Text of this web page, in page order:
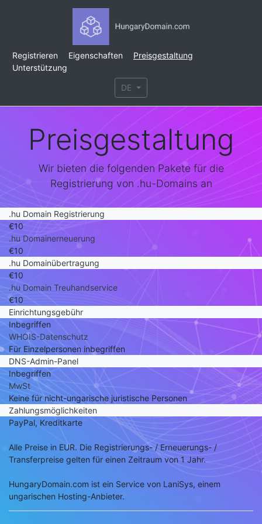
Registrieren Eigenschaften
Preisgestaltung
Unterstützung
DE
Preisgestaltung
Wir bieten die folgenden Pakete für die
Registrierung von .hu-Domains an
.hu Domain Registrierung
€10
.hu Domainerneuerung
€10
.hu Domainübertragung
€10
.hu Domain Treuhandservice
€10
Einrichtungsgebühr
Inbegriffen
WHOIS-Datenschutz
Für Einzelpersonen inbegriffen
DNS-Admin-Panel
Inbegriffen
MwSt
Keine für nicht-ungarische juristische Personen
Zahlungsmöglichkeiten
PayPal, Kreditkarte
Alle Preise in EUR. Die Registrierungs- / Erneuerungs- /
Transferpreise gelten für einen Zeitraum von 1 Jahr.
HungaryDomain.com ist ein Service von LaniSys, einem
ungarischen Hosting-Anbieter.